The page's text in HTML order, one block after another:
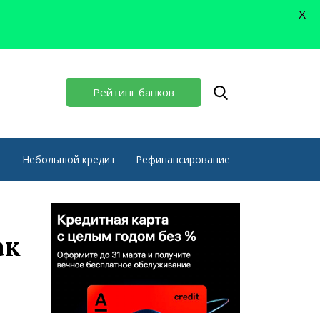
Рейтинг банков
Небольшой кредит Рефинансирование
X